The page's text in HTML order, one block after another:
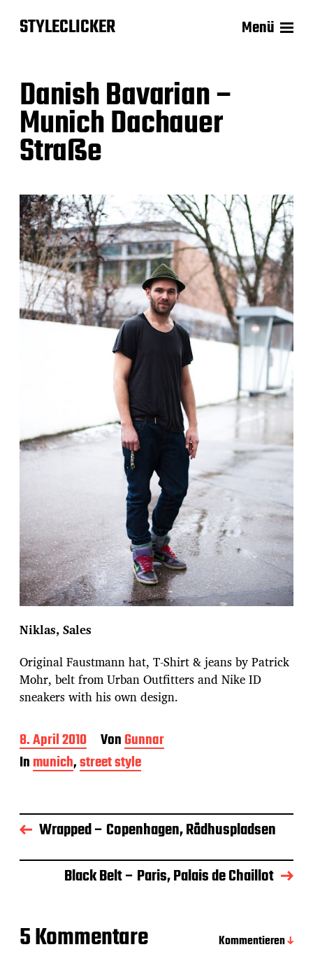
STYLECLICKER Menü
Danish Bavarian –
Munich Dachauer
Straße
Niklas, Sales
Original Faustmann hat, T-Shirt & jeans by Patrick
Mohr, belt from Urban Outfitters and Nike ID
sneakers with his own design.
B
e
i
a
g
s
a
8. April 2010 VonGunnar
Inmunich,street style
Wrapped – Copenhagen, Rådhuspladsen
Black Belt – Paris, Palais de Chaillot
5 Kommentare
Kommentieren